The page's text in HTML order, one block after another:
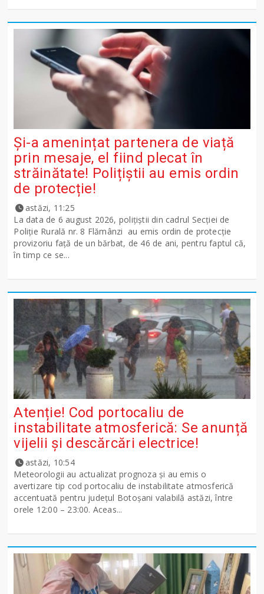
Și-a amenințat partenera de viață
prin mesaje, el fiind plecat în
străinătate! Polițiștii au emis ordin
de protecție!
astăzi, 11:25
La data de 6 august 2026, polițiștii din cadrul Secției de
Poliție Rurală nr. 8 Flămânzi au emis ordin de protecție
provizoriu față de un bărbat, de 46 de ani, pentru faptul că,
în timp ce se...
Atenție! Cod portocaliu de
instabilitate atmosferică: Se anunță
vijelii și descărcări electrice!
astăzi, 10:54
Meteorologii au actualizat prognoza și au emis o
avertizare tip cod portocaliu de instabilitate atmosferică
accentuată pentru județul Botoșani valabilă astăzi, între
orele 12:00 – 23:00. Aceas...